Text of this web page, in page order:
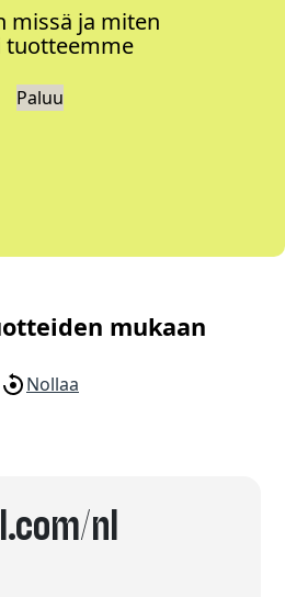
missä ja miten
tuotteemme
Paluu
mukaan
Nollaa
nl